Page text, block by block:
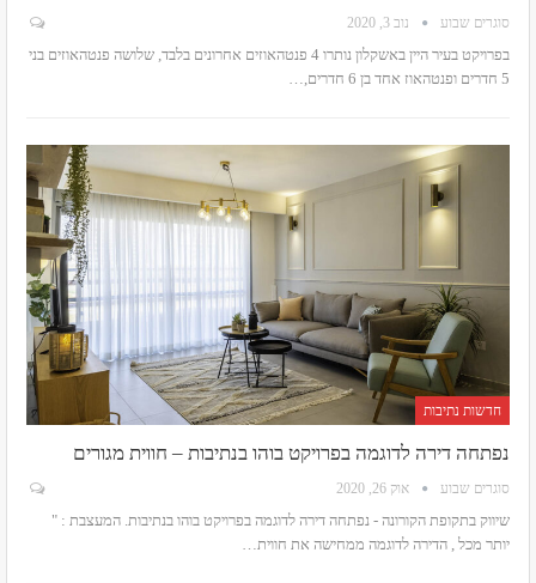
סוגרים שבוע נוב 3, 2020
בפרויקט בעיר היין באשקלון נותרו 4 פנטהאוזים אחרונים בלבד, שלושה פנטהאוזים בני
5 חדרים ופנטהאוז אחד בן 6 חדרים,
חדשות נתיבות
נפתחה דירה לדוגמה בפרויקט בוהו בנתיבות – חווית מגורים
סוגרים שבוע אוק 26, 2020
שיווק בתקופת הקורונה - נפתחה דירה לדוגמה בפרויקט בוהו בנתיבות. המעצבת : "
יותר מכל , הדירה לדוגמה ממחישה את חווית